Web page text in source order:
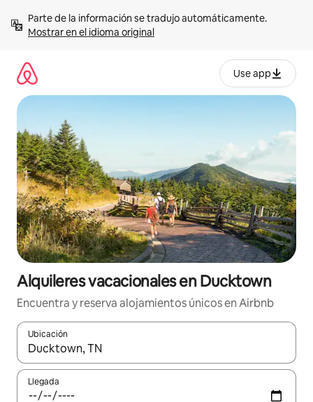
contenidoMostrar en el idioma original
Use app
Alquileres vacacionales en Ducktown
Encuentra y reserva alojamientos únicos en Airbnb
Ubicación
Cuando los resultados estén disponibles, navega con las
Llegada